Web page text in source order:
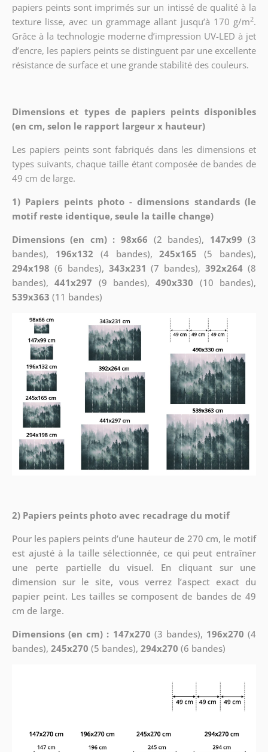
papiers peints sont imprimés sur un intissé de qualité à la
texture lisse, avec un grammage allant jusqu’à 170 g/m2.
Grâce à la technologie moderne d’impression UV-LED à jet
d’encre, les papiers peints se distinguent par une excellente
résistance de surface et une grande stabilité des couleurs.
Dimensions et types de papiers peints disponibles
(en cm, selon le rapport largeur x hauteur)
Les papiers peints sont fabriqués dans les dimensions et
types suivants, chaque taille étant composée de bandes de
49 cm de large.
1) Papiers peints photo - dimensions standards (le
motif reste identique, seule la taille change)
Dimensions (en cm) : 98x66 (2 bandes), 147x99 (3
bandes), 196x132 (4 bandes),245x165 (5 bandes),
294x198 (6 bandes), 343x231 (7 bandes),392x264 (8
bandes),441x297 (9 bandes),490x330 (10 bandes),
539x363 (11 bandes)
2) Papiers peints photo avec recadrage du motif
Pour les papiers peints d’une hauteur de 270 cm, le motif
est ajusté à la taille sélectionnée, ce qui peut entraîner
une perte partielle du visuel. En cliquant sur une
dimension sur le site, vous verrez l’aspect exact du
papier peint. Les tailles se composent de bandes de 49
cm de large.
Dimensions (en cm) : 147x270 (3 bandes), 196x270 (4
bandes), 245x270 (5 bandes), 294x270 (6 bandes)